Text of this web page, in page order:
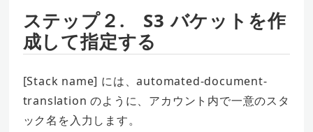
ステップ２. S3 バケットを作
成して指定する
[Stack name] には、automated-document-
translation のように、アカウント内で一意のスタ
ック名を入力します。